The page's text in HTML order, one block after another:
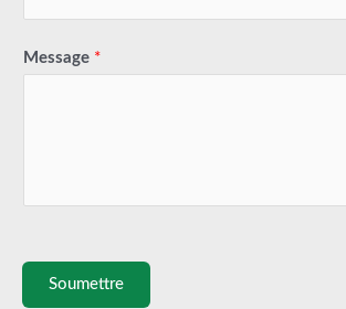
Message *
Soumettre